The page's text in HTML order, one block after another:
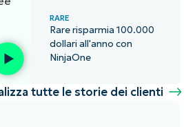
RARE
Rare risparmia 100.000
dollari all'anno con
NinjaOne
tutte le storie dei clienti